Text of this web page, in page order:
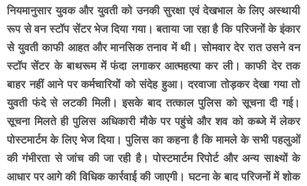
नियमानुसार युवक और युवती को उनकी सुरक्षा एवं देखभाल के लिए अस्थायी
रूप से वन स्टॉप सेंटर भेज दिया गया। बताया जा रहा है कि परिजनों के इंकार
से युवती काफी आहत और मानसिक तनाव में थी। सोमवार देर रात उसने वन
स्टॉप सेंटर के बाथरूम में फंदा लगाकर आत्महत्या कर ली। काफी देर तक
बाहर नहीं आने पर कर्मचारियों को संदेह हुआ। दरवाजा तोड़कर देखा गया तो
युवती फंदे से लटकी मिली। इसके बाद तत्काल पुलिस को सूचना दी गई।
सूचना मिलते ही पुलिस अधिकारी मौके पर पहुंचे और शव को कब्जे में लेकर
पोस्टमार्टम के लिए भेज दिया। पुलिस का कहना है कि मामले के सभी पहलुओं
की गंभीरता से जांच की जा रही है। पोस्टमार्टम रिपोर्ट और अन्य साक्ष्यों के
आधार पर आगे की विधिक कार्रवाई की जाएगी। घटना के बाद परिजनों में शोक